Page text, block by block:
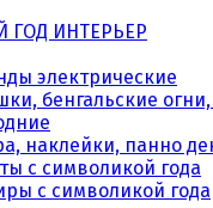
ГОД ИНТЕРЬЕР
электрические
бенгальские
наклейки, панно
с символикой года
с символикой года